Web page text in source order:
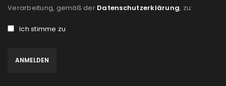
Verarbeitung, gemäß der Datenschutzerklärung, zu:
Ich stimme zu